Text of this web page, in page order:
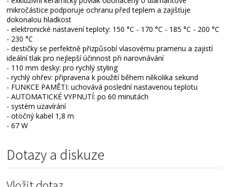
mikročástice podporuje ochranu před teplem a zajišťuje
dokonalou hladkost
- elektronické nastavení teploty: 150 °C - 170 °C - 185 °C - 200 °C
- 230 °C
- destičky se perfektně přizpůsobí vlasovému pramenu a zajistí
ideální tlak pro nejlepší účinnost při narovnávání
- 110 mm desky: pro rychlý styling
- rychlý ohřev: připravena k použití během několika sekund
- FUNKCE PAMĚTI: uchovává poslední nastavenou teplotu
- AUTOMATICKÉ VYPNUTÍ: po 60 minutách
- systém uzavírání
- otočný kabel 1,8 m
- 67 W
Dotazy a diskuze